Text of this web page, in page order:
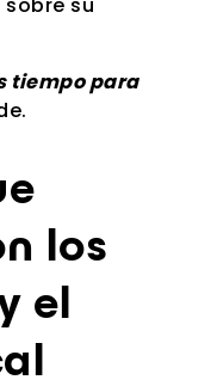
tiempo para
los
el